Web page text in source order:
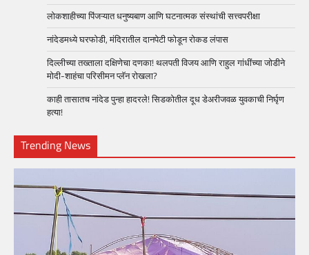
लोकशाहीच्या पिंजऱ्यात धनुष्यबाण आणि घटनात्मक संस्थांची सत्त्वपरीक्षा
नांदेडमध्ये घरफोडी, मंदिरातील दानपेटी फोडून रोकड लंपास
दिल्लीच्या तख्ताला दक्षिणेचा दणका! थलपती विजय आणि राहुल गांधींच्या जोडीने
मोदी-शाहंचा परिसीमन प्लॅन रोखला?
काही तासातच नांदेड पुन्हा हादरले! सिडकोतील दूध डेअरीजवळ युवकाची निर्घृण
हत्या!
Trending News